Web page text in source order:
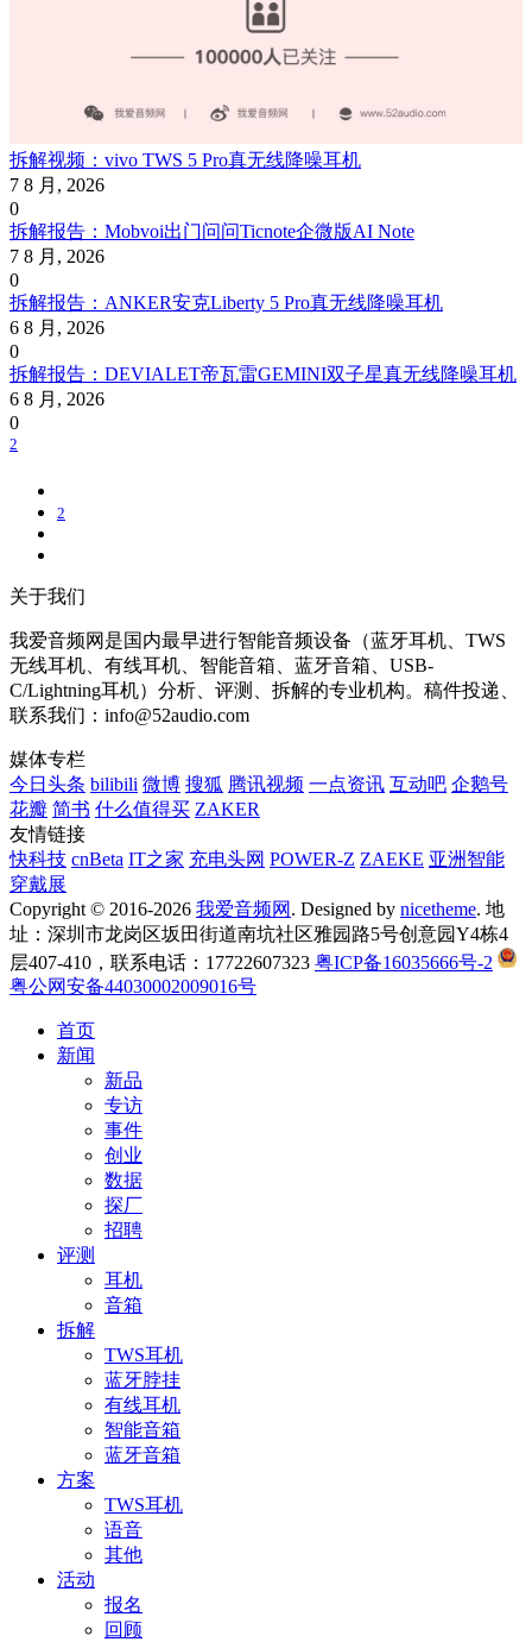
拆解视频：vivo TWS 5 Pro真无线降噪耳机
7 8 月, 2026
0
拆解报告：Mobvoi出门问问Ticnote企微版AI Note
7 8 月, 2026
0
拆解报告：ANKER安克Liberty 5 Pro真无线降噪耳机
6 8 月, 2026
0
拆解报告：DEVIALET帝瓦雷GEMINI双子星真无线降噪耳机
6 8 月, 2026
0
2
2
关于我们
我爱音频网是国内最早进行智能音频设备（蓝牙耳机、TWS
无线耳机、有线耳机、智能音箱、蓝牙音箱、USB-
C/Lightning耳机）分析、评测、拆解的专业机构。稿件投递、
联系我们：info@52audio.com
媒体专栏
今日头条 bilibili 微博 搜狐 腾讯视频 一点资讯 互动吧 企鹅号
花瓣 简书 什么值得买 ZAKER
友情链接
快科技 cnBeta IT之家 充电头网 POWER-Z ZAEKE 亚洲智能
穿戴展
Copyright © 2016-2026 我爱音频网 . Designed by nicetheme. 地
址：深圳市龙岗区坂田街道南坑社区雅园路5号创意园Y4栋4
层407-410，联系电话：17722607323 粤ICP备16035666号-2
粤公网安备44030002009016号
首页
新闻
新品
专访
事件
创业
数据
探厂
招聘
评测
耳机
音箱
拆解
TWS耳机
蓝牙脖挂
有线耳机
智能音箱
蓝牙音箱
方案
TWS耳机
语音
其他
活动
报名
回顾